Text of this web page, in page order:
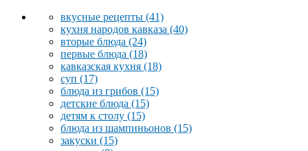
вкусные рецепты (41)
кухня народов кавказа (40)
вторые блюда (24)
первые блюда (18)
кавказская кухня (18)
суп (17)
блюда из грибов (15)
детские блюда (15)
детям к столу (15)
блюда из шампиньонов (15)
закуски (15)